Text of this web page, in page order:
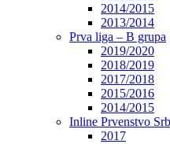
2014/2015
2013/2014
Prva liga – B grupa
2019/2020
2018/2019
2017/2018
2015/2016
2014/2015
Inline Prvenstvo
2017